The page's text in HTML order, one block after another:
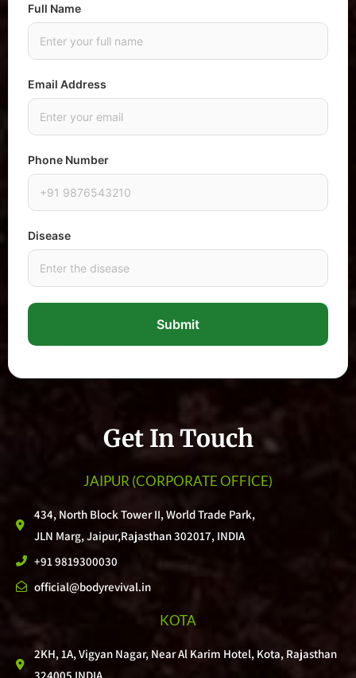
Full Name
Email Address
Phone Number
Disease
Submit
Get In Touch
JAIPUR (CORPORATE OFFICE)
434, North Block Tower II, World Trade Park,
JLN Marg, Jaipur,Rajasthan 302017, INDIA
+91 9819300030
official@bodyrevival.in
KOTA
2KH, 1A, Vigyan Nagar, Near Al Karim Hotel, Kota, Rajasthan
324005 INDIA